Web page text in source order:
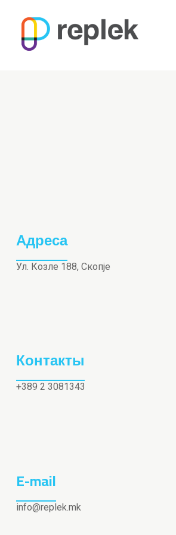
Адреса
Ул. Козле 188, Скопје
Контакты
+389 2 3081343
E-mail
info@replek.mk